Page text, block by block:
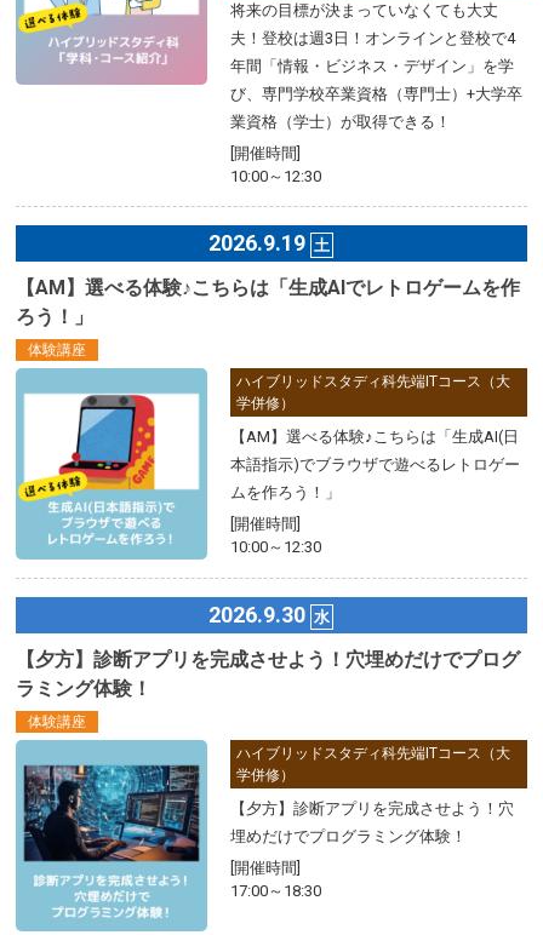
将来の目標が決まっていなくても大丈
夫！登校は週3日！オンラインと登校で4
年間「情報・ビジネス・デザイン」を学
び、専門学校卒業資格（専門士）+大学卒
業資格（学士）が取得できる！
[開催時間]
10:00～12:30
2026.9.19 土
【AM】選べる体験♪こちらは「生成AIでレトロゲームを作
ろう！」
体験講座
ハイブリッドスタディ科先端ITコース（大
学併修）
【AM】選べる体験♪こちらは「生成AI(日
本語指示)でブラウザで遊べるレトロゲー
ムを作ろう！」
[開催時間]
10:00～12:30
2026.9.30 水
【夕方】診断アプリを完成させよう！穴埋めだけでプログ
ラミング体験！
体験講座
ハイブリッドスタディ科先端ITコース（大
学併修）
【夕方】診断アプリを完成させよう！穴
埋めだけでプログラミング体験！
[開催時間]
17:00～18:30